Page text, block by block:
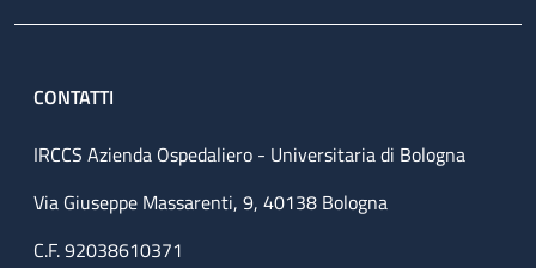
CONTATTI
IRCCS Azienda Ospedaliero - Universitaria di Bologna
Via Giuseppe Massarenti, 9, 40138 Bologna
C.F. 92038610371